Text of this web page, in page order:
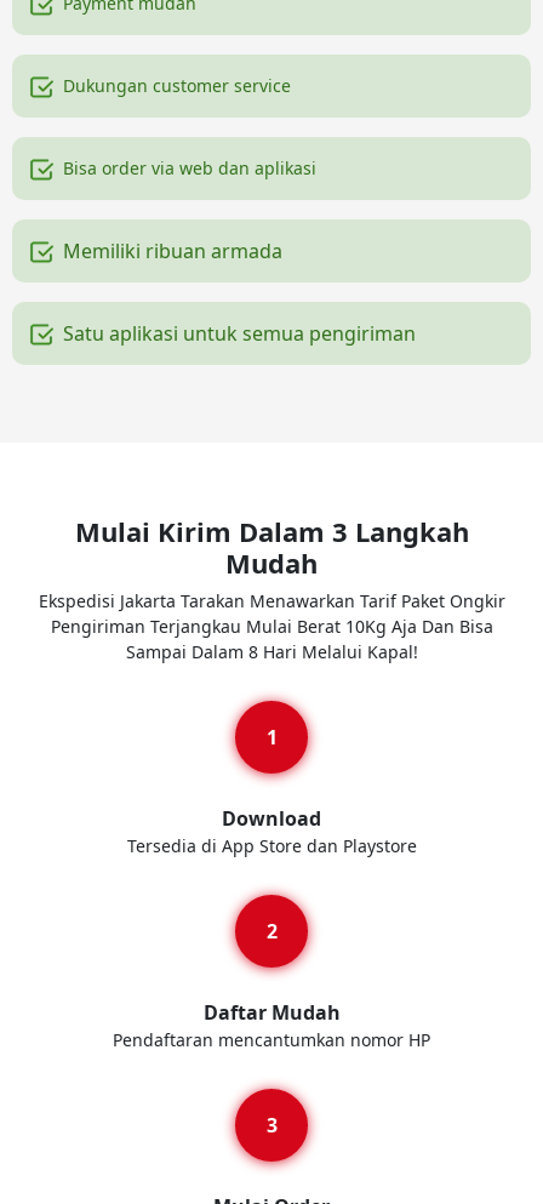
Dukungan customer service
Bisa order via web dan aplikasi
Memiliki ribuan armada
Satu aplikasi untuk semua pengiriman
Mulai Kirim Dalam 3 Langkah
Mudah
Ekspedisi Jakarta Tarakan Menawarkan Tarif Paket Ongkir
Pengiriman Terjangkau Mulai Berat 10Kg Aja Dan Bisa
Sampai Dalam 8 Hari Melalui Kapal!
Download
Tersedia di App Store dan Playstore
Daftar Mudah
Pendaftaran mencantumkan nomor HP